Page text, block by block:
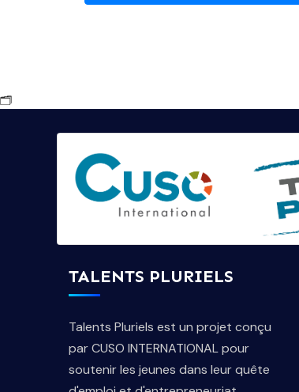
🗂
TALENTS PLURIELS
Talents Pluriels est un projet conçu
par CUSO INTERNATIONAL pour
soutenir les jeunes dans leur quête